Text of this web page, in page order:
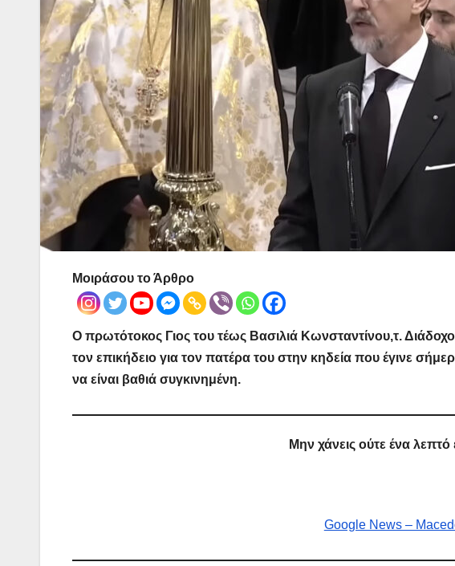
Μοιράσου το Άρθρο
Ο πρωτότοκος Γιος του τέως Βασιλιά Κωνσταντίνου,τ.
τον επικήδειο για τον πατέρα του στην κηδεία που έγινε
να είναι βαθιά συγκινημένη.
Μην χάνεις ούτε ένα
Google News –